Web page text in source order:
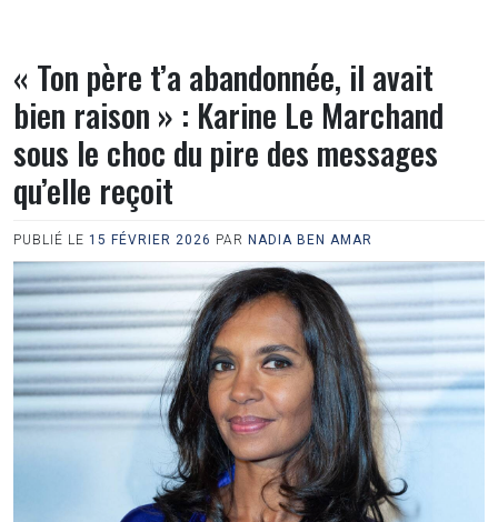
« Ton père t’a abandonnée, il avait
bien raison » : Karine Le Marchand
sous le choc du pire des messages
qu’elle reçoit
PUBLIÉ LE 15 FÉVRIER 2026 PAR NADIA BEN AMAR